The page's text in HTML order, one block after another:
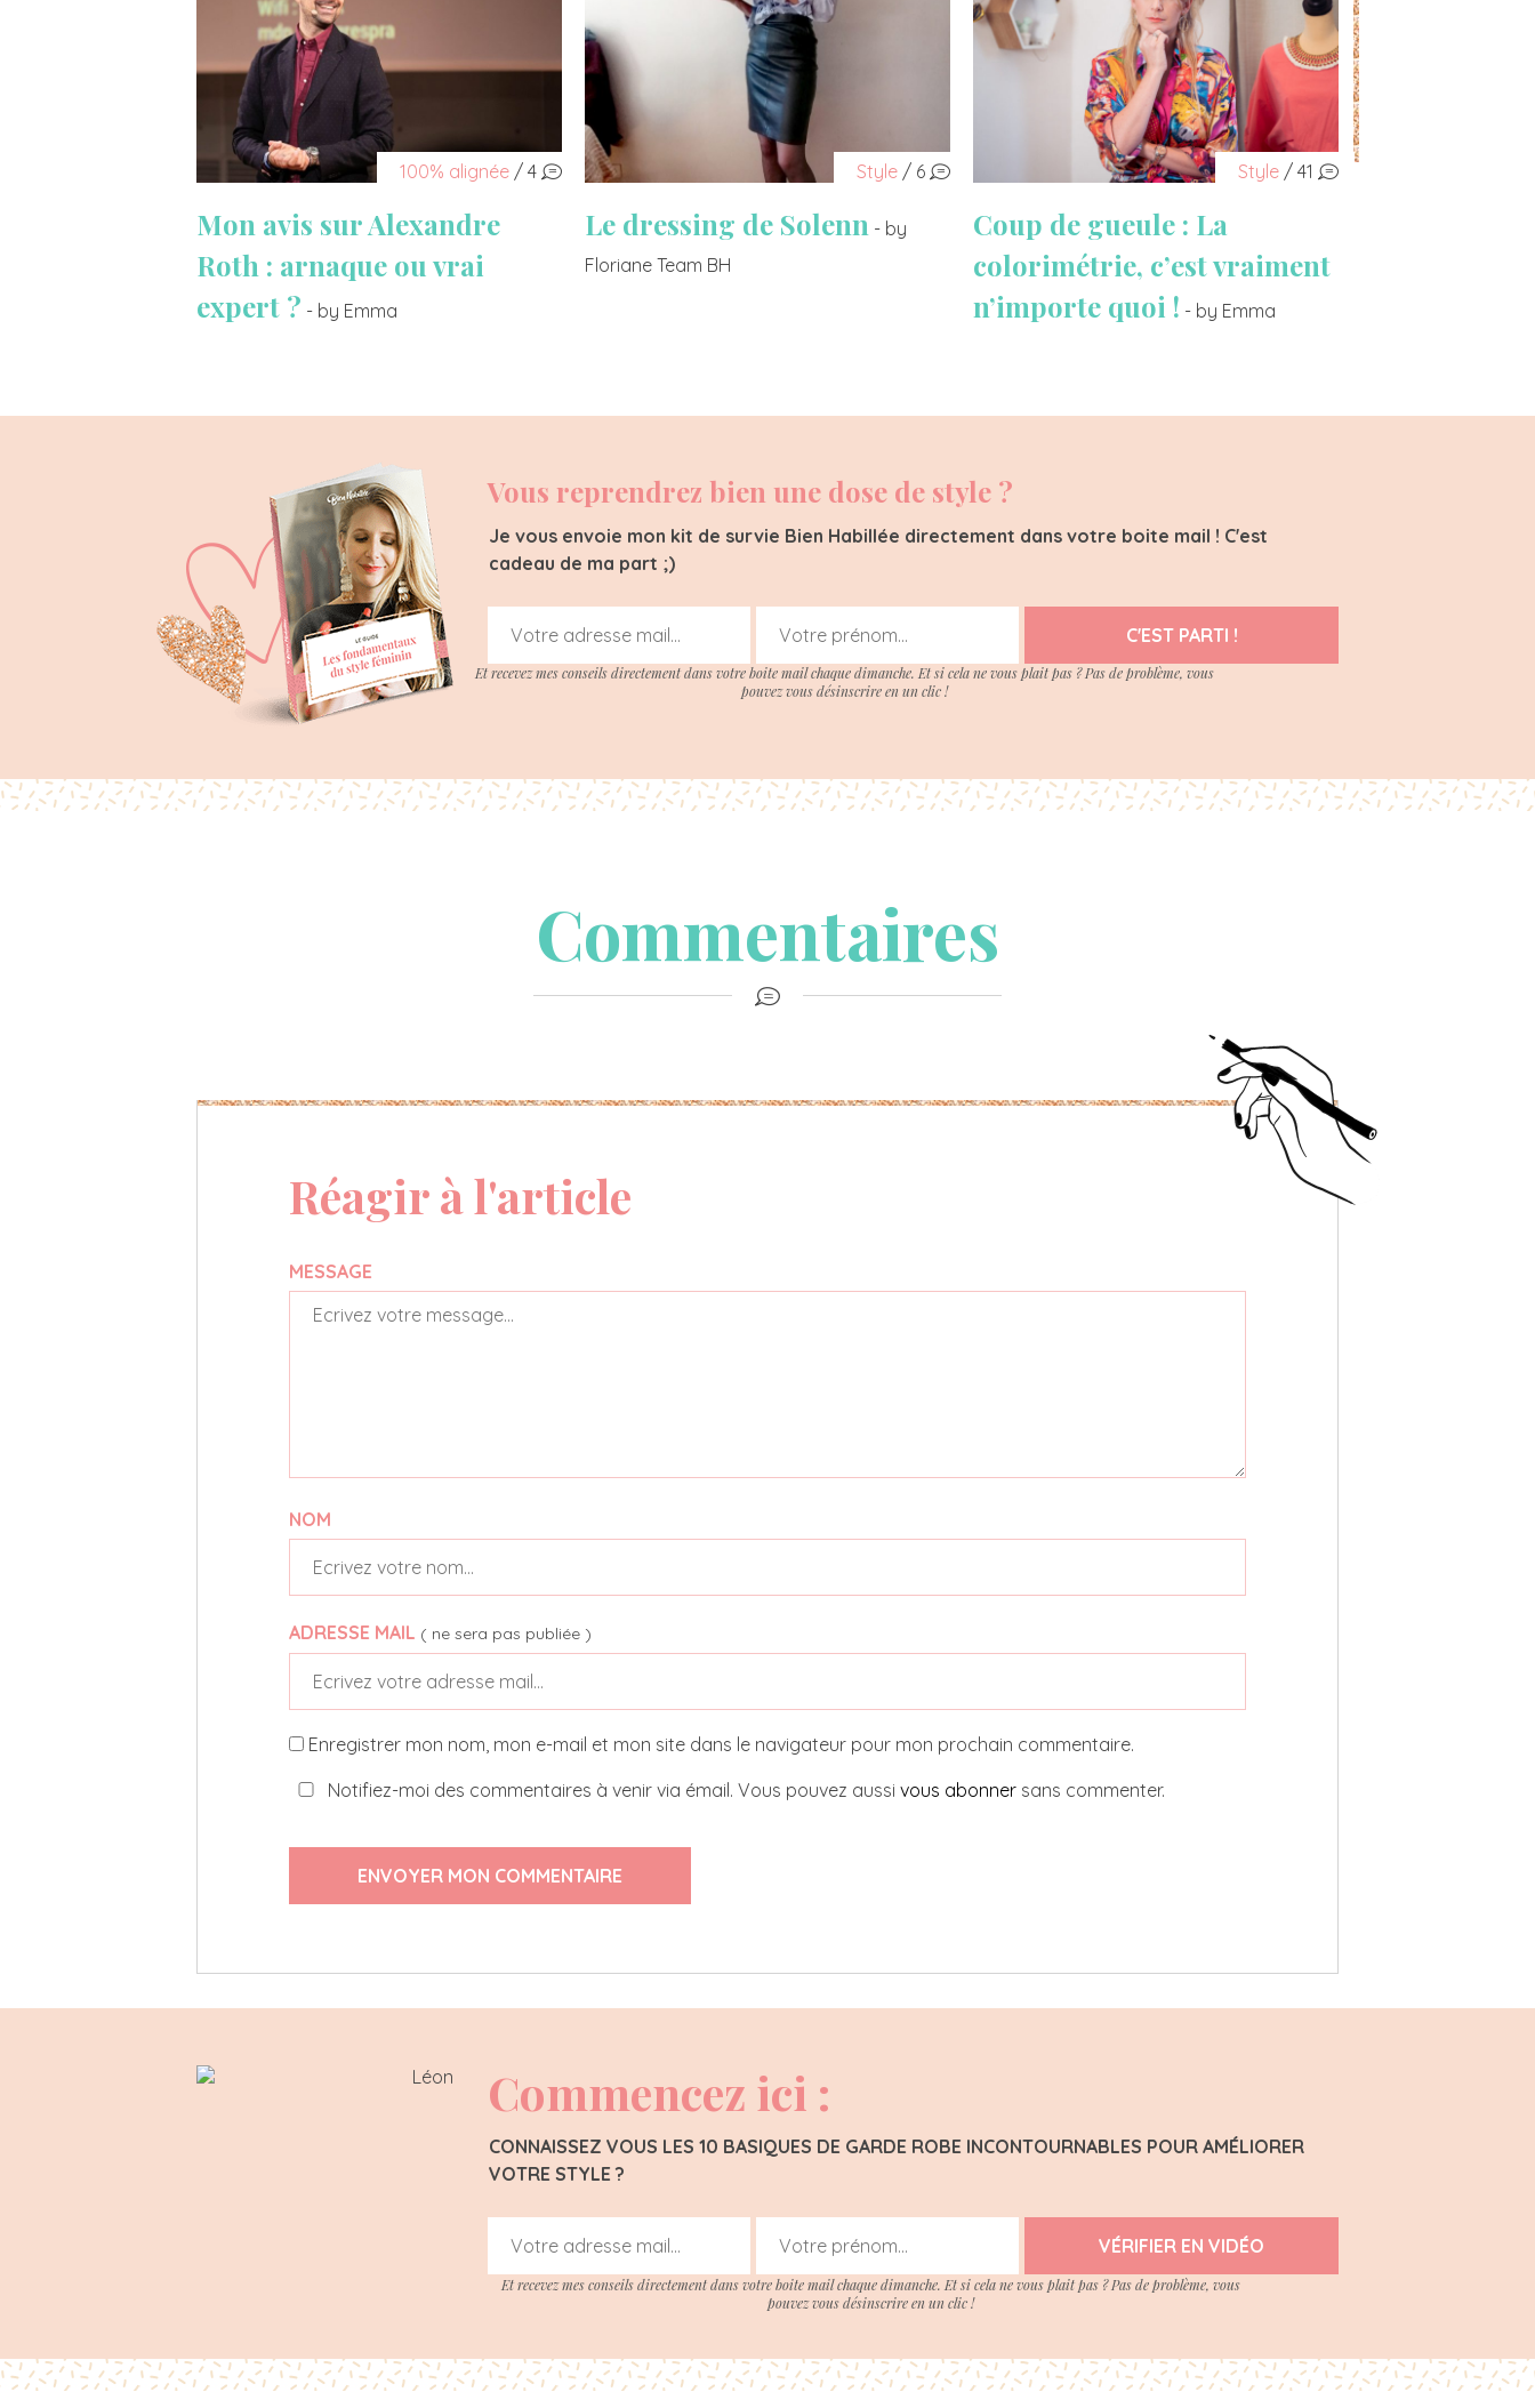
100% alignée / 4
Mon avis sur Alexandre
Roth : arnaque ou vrai
expert ? - by Emma
Style / 6
Le dressing de Solenn - by
Floriane Team BH
Style / 41
Coup de gueule : La
colorimétrie, c’est vraiment
n’importe quoi ! - by Emma
Vous reprendrez bien une dose de style ?
Je vous envoie mon kit de survie Bien Habillée directement dans votre boite mail ! C'est
cadeau de ma part ;)
C'EST PARTI !
Et recevez mes conseils directement dans votre boite mail chaque dimanche. Et si cela ne vous plait pas ? Pas de problème, vous
pouvez vous désinscrire en un clic !
Commentaires
Réagir à l'article
MESSAGE
NOM
ADRESSE MAIL ( ne sera pas publiée )
Enregistrer mon nom, mon e-mail et mon site dans le navigateur pour mon prochain commentaire.
Notifiez-moi des commentaires à venir via émail. Vous pouvez aussi vous abonner sans commenter.
ENVOYER MON COMMENTAIRE
Commencez ici :
CONNAISSEZ VOUS LES 10 BASIQUES DE GARDE ROBE INCONTOURNABLES POUR AMÉLIORER
VOTRE STYLE ?
VÉRIFIER EN VIDÉO
Et recevez mes conseils directement dans votre boite mail chaque dimanche. Et si cela ne vous plait pas ? Pas de problème, vous
pouvez vous désinscrire en un clic !